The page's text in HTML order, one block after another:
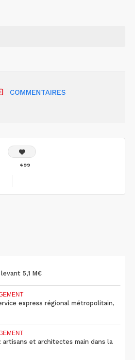
COMMENTAIRES
499
5,1 M€
express régional métropolitain,
artisans et architectes main dans la